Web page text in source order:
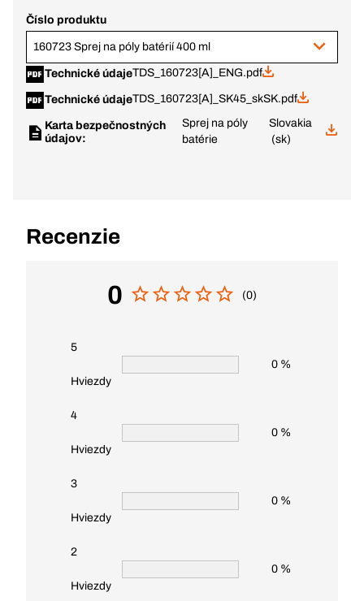
Číslo produktu
160723 Sprej na póly batérií 400 ml
Technické údajeTDS_160723[A]_ENG.pdf
Technické údajeTDS_160723[A]_SK45_skSK.pdf
Karta bezpečnostných
údajov:
Sprej na póly
batérie
Slovakia
(sk)
Recenzie
0 (0)
5
Hviezdy
0 %
4
Hviezdy
0 %
3
Hviezdy
0 %
2
Hviezdy
0 %